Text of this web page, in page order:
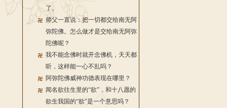
了。
师父一直说：把一切都交给南无阿
弥陀佛。怎么做才是交给南无阿弥
陀佛呢？
我不能念佛时就开念佛机，天天都
听，这样能一心不乱吗？
阿弥陀佛威神功德表现在哪里？
闻名欲往生里的“欲”，和十八愿的
欲生我国的“欲”是一个意思吗？